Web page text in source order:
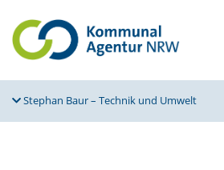
Stephan Baur – Technik und Umwelt